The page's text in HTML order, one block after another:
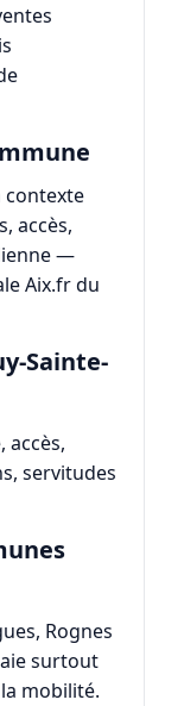
contexte
accès,
—
Aix.fr du
Sainte-
accès,
servitudes
Rognes
surtout
mobilité.